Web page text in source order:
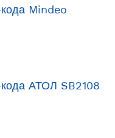
Mindeo
АТОЛ SB2108